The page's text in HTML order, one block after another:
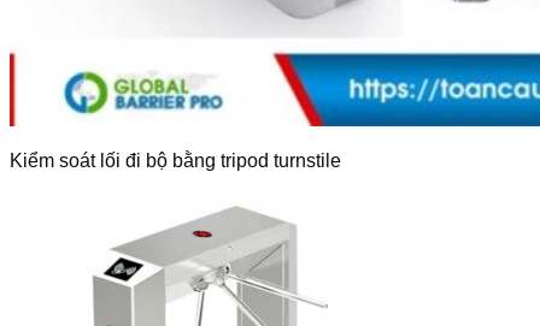
Kiểm soát lối đi bộ bằng tripod turnstile